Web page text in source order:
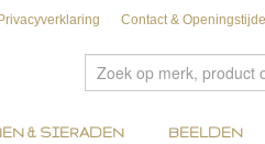
Privacyverklaring Contact &
& SIERADEN BEELDEN